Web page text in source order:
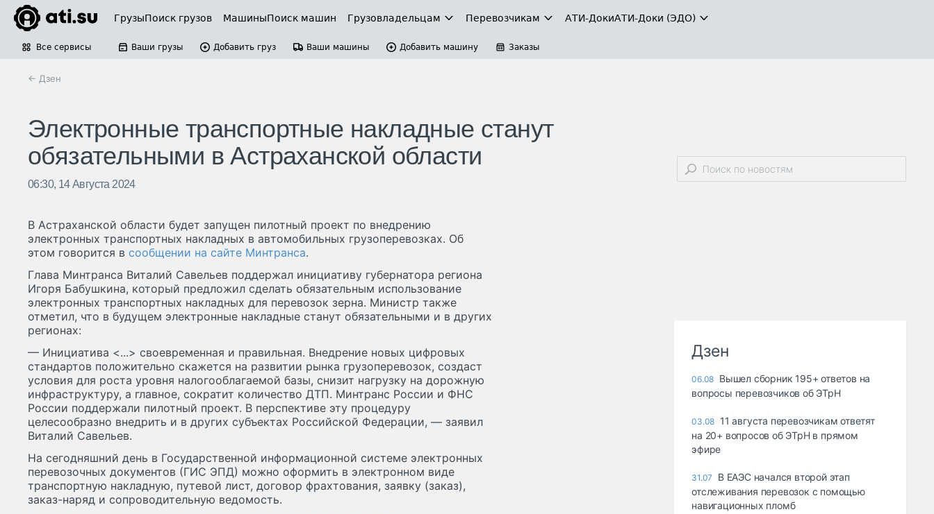
ГрузыПоиск грузов МашиныПоиск машин Грузовладельцам Перевозчикам АТИ-ДокиАТИ-Доки (ЭДО)
Все сервисы Ваши грузы Добавить груз Ваши машины Добавить машину Заказы
← Дзен
Электронные транспортные накладные станут
обязательными в Астраханской области
06:30, 14 Августа 2024
В Астраханской области будет запущен пилотный проект по внедрению
электронных транспортных накладных в автомобильных грузоперевозках. Об
этом говорится в сообщении на сайте Минтранса.
Глава Минтранса Виталий Савельев поддержал инициативу губернатора региона
Игоря Бабушкина, который предложил сделать обязательным использование
электронных транспортных накладных для перевозок зерна. Министр также
отметил, что в будущем электронные накладные станут обязательными и в других
регионах:
— Инициатива <...> своевременная и правильная. Внедрение новых цифровых
стандартов положительно скажется на развитии рынка грузоперевозок, создаст
условия для роста уровня налогооблагаемой базы, снизит нагрузку на дорожную
инфраструктуру, а главное, сократит количество ДТП. Минтранс России и ФНС
России поддержали пилотный проект. В перспективе эту процедуру
целесообразно внедрить и в других субъектах Российской Федерации, — заявил
Виталий Савельев.
На сегодняшний день в Государственной информационной системе электронных
перевозочных документов (ГИС ЭПД) можно оформить в электронном виде
транспортную накладную, путевой лист, договор фрахтования, заявку (заказ),
заказ-наряд и сопроводительную ведомость.
Дзен
06.08 Вышел сборник 195+ ответов на
вопросы перевозчиков об ЭТрН
03.08 11 августа перевозчикам ответят
на 20+ вопросов об ЭТрН в прямом
эфире
31.07
В ЕАЭС начался второй этап
отслеживания перевозок с помощью
навигационных пломб